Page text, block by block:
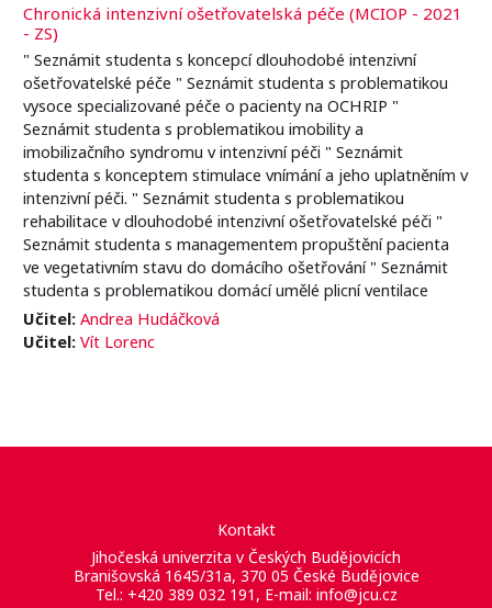
Chronická intenzivní ošetřovatelská péče (MCIOP - 2021
- ZS)
" Seznámit studenta s koncepcí dlouhodobé intenzivní
ošetřovatelské péče " Seznámit studenta s problematikou
vysoce specializované péče o pacienty na OCHRIP "
Seznámit studenta s problematikou imobility a
imobilizačního syndromu v intenzivní péči " Seznámit
studenta s konceptem stimulace vnímání a jeho uplatněním v
intenzivní péči. " Seznámit studenta s problematikou
rehabilitace v dlouhodobé intenzivní ošetřovatelské péči "
Seznámit studenta s managementem propuštění pacienta
ve vegetativním stavu do domácího ošetřování " Seznámit
studenta s problematikou domácí umělé plicní ventilace
Učitel: Andrea Hudáčková
Učitel: Vít Lorenc
Kontakt
Jihočeská univerzita v Českých Budějovicích
Branišovská 1645/31a, 370 05 České Budějovice
Tel.: +420 389 032 191, E-mail: info@jcu.cz